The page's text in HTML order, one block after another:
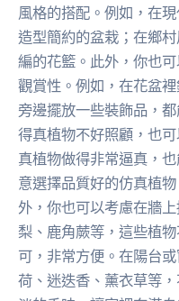
風格的搭配。例如，在
造型簡約的盆栽；在鄉
編的花籃。此外，你也
觀賞性。例如，在花盆
旁邊擺放一些裝飾品，
得真植物不好照顧，也
真植物做得非常逼真，
意選擇品質好的仿真植
外，你也可以考慮在牆
梨、鹿角蕨等，這些植
可，非常方便。在陽台
荷、迷迭香、薰衣草等